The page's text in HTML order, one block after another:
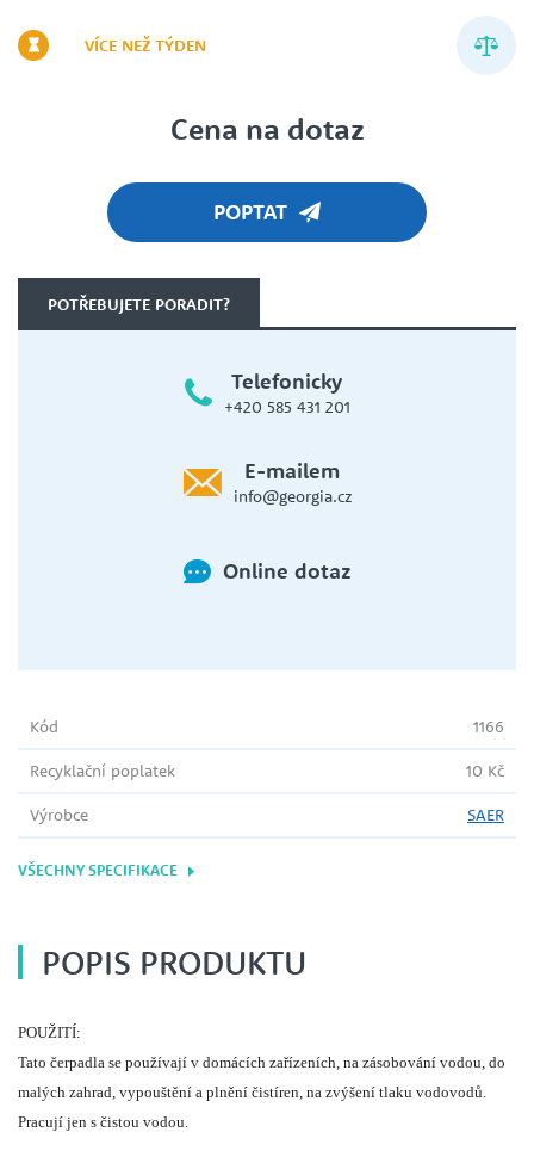
VÍCE NEŽ TÝDEN
Cena na dotaz
POPTAT
POTŘEBUJETE PORADIT?
Telefonicky
+420 585 431 201
E-mailem
info@georgia.cz
Online dotaz
Kód 1166
Recyklační poplatek 10 Kč
Výrobce SAER
VŠECHNY SPECIFIKACE
POPIS PRODUKTU
POUŽITÍ:
Tato čerpadla se používají v domácích zařízeních, na zásobování vodou, do
malých zahrad, vypouštění a plnění čistíren, na zvýšení tlaku vodovodů.
Pracují jen s čistou vodou.